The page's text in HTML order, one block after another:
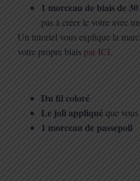
1 morceau de biais de
pas à créer le votre avec
Un tutoriel vous explique la
votre propre biais par ICI.
Du fil coloré
Le joli appliquéque
1 morceau de passepoil